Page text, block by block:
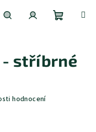
košík
- stříbrné
hodnocení